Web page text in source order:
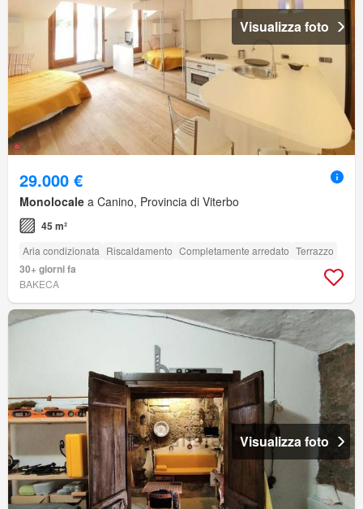
Visualizza foto
29.000 €
Monolocale a Canino, Provincia di Viterbo
45 m²
Aria condizionata Riscaldamento Completamente arredato Terrazzo
30+ giorni fa
BAKECA
Visualizza foto